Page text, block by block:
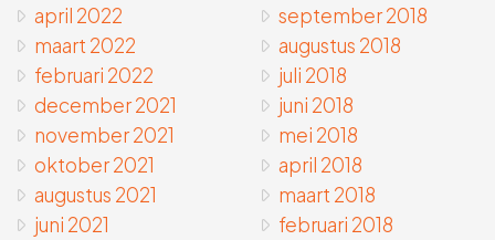
april 2022
maart 2022
februari 2022
december 2021
november 2021
oktober 2021
augustus 2021
juni 2021
september 2018
augustus 2018
juli 2018
juni 2018
mei 2018
april 2018
maart 2018
februari 2018